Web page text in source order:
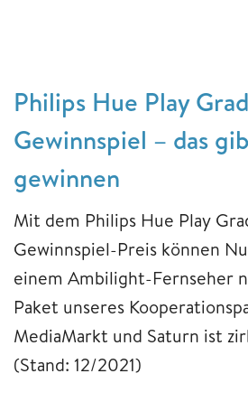
Philips Hue Play
Gewinnspiel – das
gewinnen
Mit dem Philips Hue Play
Gewinnspiel-Preis können
einem Ambilight-Fernseher
Paket unseres
MediaMarkt und Saturn ist
(Stand: 12/2021)